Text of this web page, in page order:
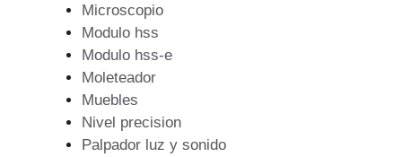
Microscopio
Modulo hss
Modulo hss-e
Moleteador
Muebles
Nivel precision
Palpador luz y sonido